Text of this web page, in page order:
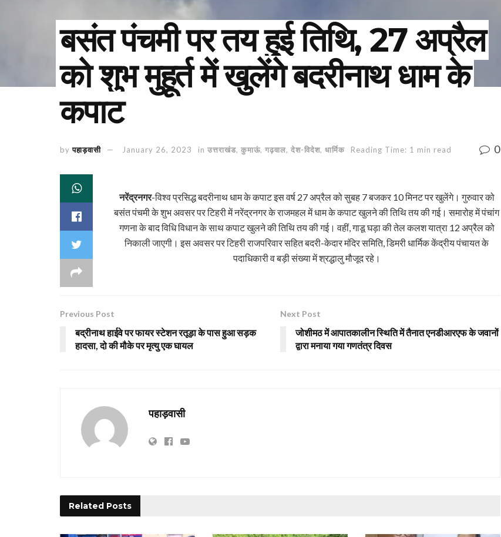
बसंत पंचमी पर तय हुई तिथि, 27 अप्रैल
को शुभ मुहूर्त में खुलेंगे बदरीनाथ धाम के
कपाट
by पहाड़वासी January 26, 2023 in उत्तराखंड, कुमाऊं, गढ़वाल, देश-विदेश, धार्मिक Reading Time: 1 min read 0
नरेंद्रनगर-विश्व प्रसिद्ध बदरीनाथ धाम के कपाट इस वर्ष 27 अप्रैल को सुबह 7 बजकर 10 मिनट पर खुलेंगे। गुरुवार को
बसंत पंचमी के शुभ अवसर पर टिहरी में नरेंद्रनगर के राजमहल में धाम के कपाट खुलने की तिथि तय की गई। समारोह में पंचांग
गणना के बाद विधि विधान के साथ कपाट खुलने की तिथि तय की गई। वहीं, गाडू घड़ा की तेल कलश यात्रा 12 अप्रैल को
निकाली जाएगी। इस अवसर पर टिहरी राजपरिवार सहित बदरी-केदार मंदिर समिति, डिमरी धार्मिक केंद्रीय पंचायत के
पदाधिकारी व बड़ी संख्या में श्रद्धालु मौजूद रहे।
Previous Post
बद्रीनाथ हाईवे पर फायर स्टेशन रतूड़ा के पास हुआ सड़क
हादसा, दो की मौके पर मृत्यु एक घायल
Next Post
जोशीमठ में आपातकालीन स्थिति में तैनात एनडीआरएफ के जवानों
द्वारा मनाया गया गणतंत्र दिवस
पहाड़वासी
Related Posts